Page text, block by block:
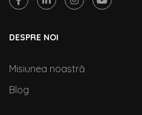
DESPRE NOI
Misiunea noastră
Blog